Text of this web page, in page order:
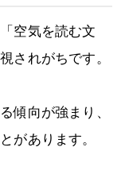
空気を読む文
されがちです。
傾向が強まり、
があります。